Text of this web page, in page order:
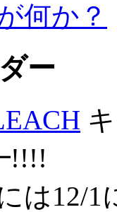
何か？
ー
は12/1